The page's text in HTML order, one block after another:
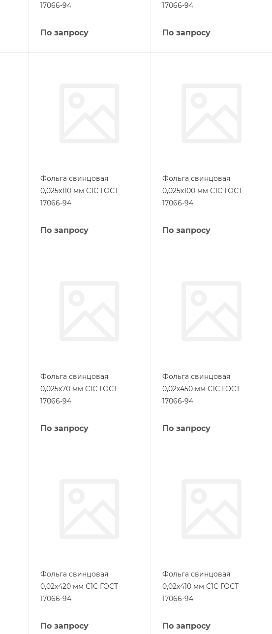
17066-94
По запросу
17066-94
По запросу
Фольга свинцовая
0,025х110 мм С1С ГОСТ
17066-94
По запросу
Фольга свинцовая
0,025х100 мм С1С ГОСТ
17066-94
По запросу
Фольга свинцовая
0,025х70 мм С1С ГОСТ
17066-94
По запросу
Фольга свинцовая
0,02х450 мм С1С ГОСТ
17066-94
По запросу
Фольга свинцовая
0,02х420 мм С1С ГОСТ
17066-94
По запросу
Фольга свинцовая
0,02х410 мм С1С ГОСТ
17066-94
По запросу